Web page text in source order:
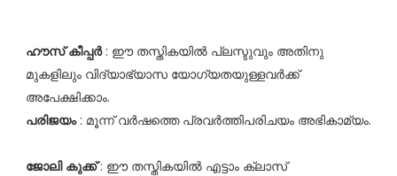
ഹൗസ് കീപ്പർ: ഈ തസ്തികയിൽ പ്ലസ്ടുവും അതിനു
മുകളിലും വിദ്യാഭ്യാസ യോഗ്യതയുള്ളവർക്ക്
അപേക്ഷിക്കാം.
പരിജയം: മൂന്ന് വർഷത്തെ പ്രവർത്തിപരിചയം അഭികാമ്യം.
ജോലി കുക്ക്: ഈ തസ്തികയിൽ എട്ടാം ക്ലാസ്